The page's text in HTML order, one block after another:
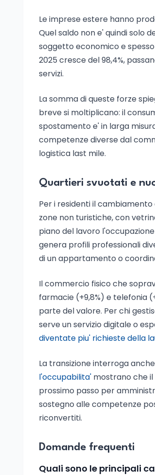
Le imprese estere hanno
Quel saldo non e' quindi solo
soggetto economico e
2025 cresce del 98,4%,
servizi.
La somma di queste forze
breve si moltiplicano: il
spostamento e' in larga
competenze diverse dal
logistica last mile.
Quartieri svuotati e
Per i residenti il
zone non turistiche, con
piano del lavoro
genera profili professionali
di un appartamento o
Il commercio fisico che
farmacie (+9,8%) e telefonia
parte del valore. Per chi
serve un servizio digitale o
diventate piu' richieste della
La transizione interroga
l'occupabilita' mostrano che
prossimo passo per
sostegno alle competenze
riconvertiti.
Domande frequenti
Quali sono le principali